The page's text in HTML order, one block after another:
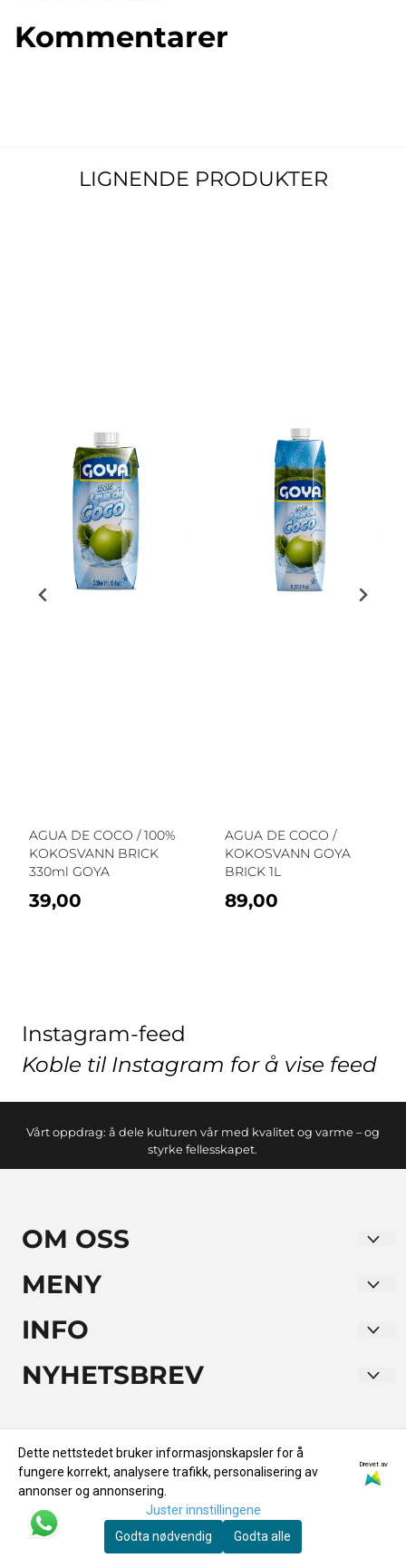
Kommentarer
LIGNENDE PRODUKTER
AGUA DE COCO / 100%
KOKOSVANN BRICK
330ml GOYA
39,00
AGUA DE COCO /
KOKOSVANN GOYA
BRICK 1L
89,00
Instagram-feed
Koble til Instagram for å vise feed
Vårt oppdrag: å dele kulturen vår med kvalitet og varme – og
styrke fellesskapet.
OM OSS
LA BODEGUITA NORWAY AS
0668 Oslo
Org. nr. 930340200
MENY
Blogg
Salgsbetingelser
INFO
Blogg
Salgsbetingelser
Grønn Velvære
NYHETSBREV
Registrer deg
Dette nettstedet bruker informasjonskapsler for å
fungere korrekt, analysere trafikk, personalisering av
annonser og annonsering.
Drevet av
Juster innstillingene
Godta nødvendig
Godta alle